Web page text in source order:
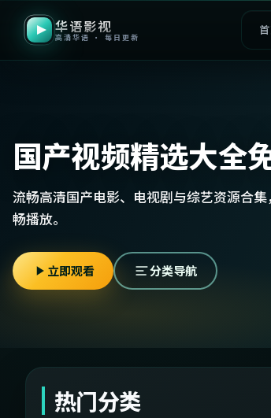
华语影视
高清华语 · 每日更新
国产视频精选大全
流畅高清国产电影、电视剧与综艺资源合
畅播放。
立即观看 分类导航
热门分类